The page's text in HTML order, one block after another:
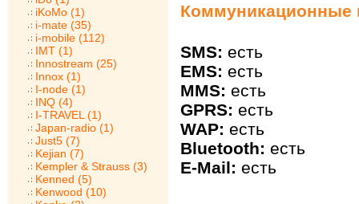
iKoMo (1)
i-mate (35)
i-mobile (112)
IMT (1)
Innostream (25)
Innox (1)
I-node (1)
INQ (4)
I-TRAVEL (1)
Japan-radio (1)
Just5 (7)
Kejian (7)
Kempler & Strauss (3)
Kenned (5)
Kenwood (10)
Коммуникационные
SMS: есть
EMS: есть
MMS: есть
GPRS: есть
WAP: есть
Bluetooth: есть
E-Mail: есть